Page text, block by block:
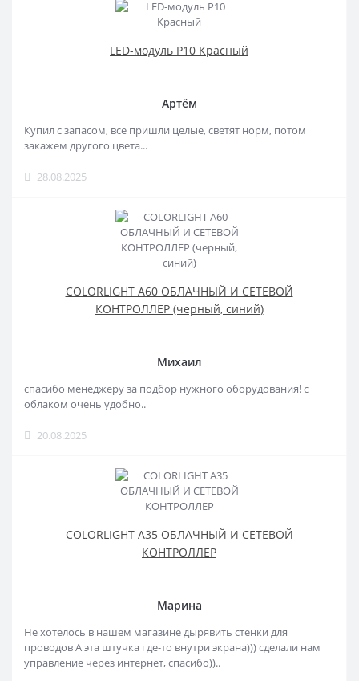
LED-модуль P10 Красный
Артём
Купил с запасом, все пришли целые, светят норм, потом
закажем другого цвета...
28.08.2025
COLORLIGHT A60 ОБЛАЧНЫЙ И СЕТЕВОЙ
КОНТРОЛЛЕР (черный, синий)
Михаил
спасибо менеджеру за подбор нужного оборудования! с
облаком очень удобно..
20.08.2025
COLORLIGHT A35 ОБЛАЧНЫЙ И СЕТЕВОЙ
КОНТРОЛЛЕР
Марина
Не хотелось в нашем магазине дырявить стенки для
проводов А эта штучка где-то внутри экрана))) сделали нам
управление через интернет, спасибо))..